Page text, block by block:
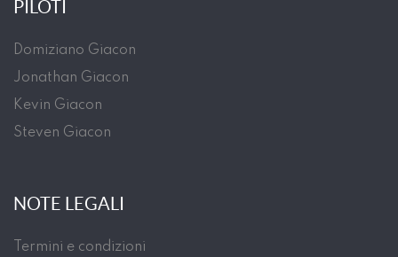
PILOTI
Domiziano Giacon
Jonathan Giacon
Kevin Giacon
Steven Giacon
NOTE LEGALI
Termini e condizioni